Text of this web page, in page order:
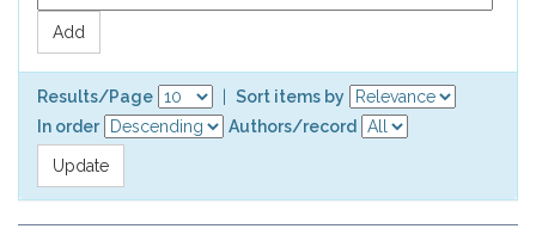
Results/Page
Sort items by
In order
Authors/record